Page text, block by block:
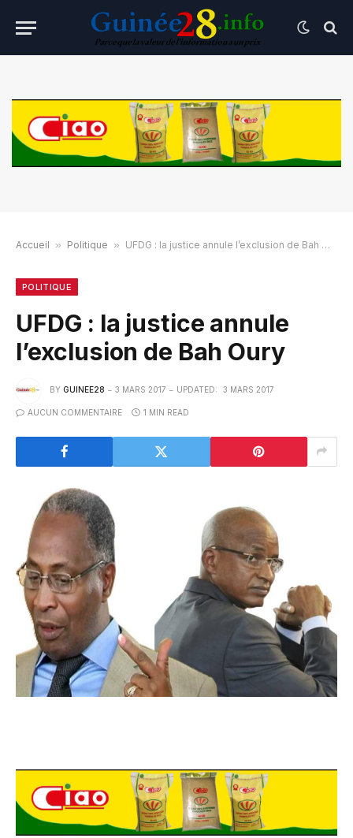
Accueil » Politique » UFDG : la justice annule l’exclusion de Bah Oury
POLITIQUE
UFDG : la justice annule
l’exclusion de Bah Oury
BY GUINEE28 3 MARS 2017 UPDATED: 3 MARS 2017
AUCUN COMMENTAIRE 1 MIN READ